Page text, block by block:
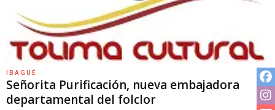
IBAGUÉ
Señorita Purificación, nueva embajadora
departamental del folclor